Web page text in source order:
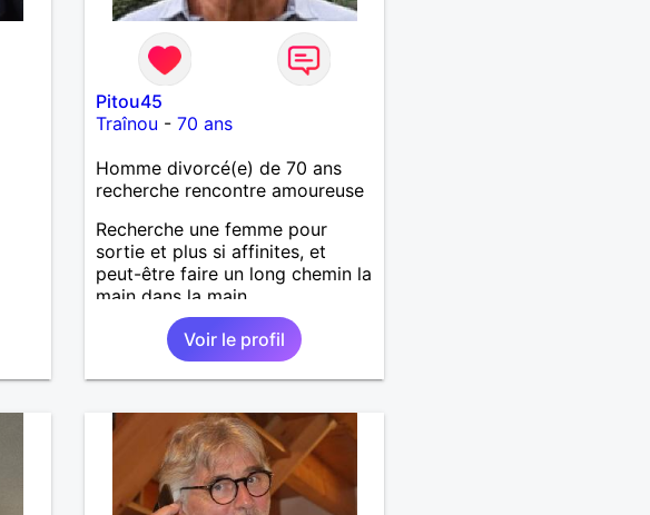
Pitou45
Traînou -70 ans
Homme divorcé(e) de 70 ans
recherche rencontre amoureuse
Recherche une femme pour
sortie et plus si affinites, et
peut-être faire un long chemin la
main dans la main...
Voir le profil